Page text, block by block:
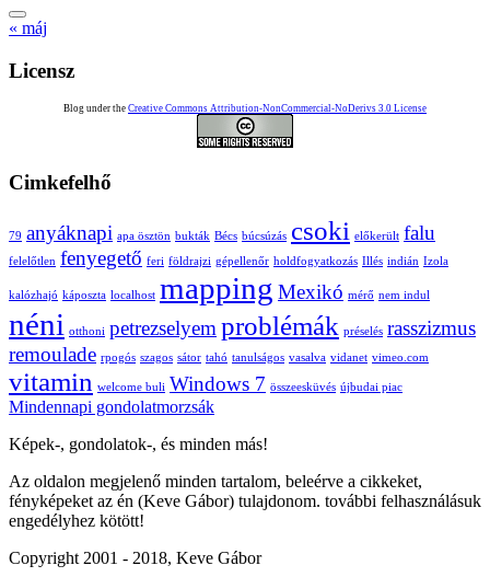
« máj
Licensz
Blog under the Creative Commons Attribution-NonCommercial-NoDerivs 3.0 License
Cimkefelhő
79 anyáknapi apa ösztön bukták Bécs búcsúzás csoki előkerült falu
felelőtlen fenyegető feri földrajzi gépellenőr holdfogyatkozás Illés indián Izola
kalózhajó káposzta localhost mapping Mexikó mérő nem indul
néni otthoni petrezselyem problémák préselés rasszizmus
remoulade rpogós szagos sátor tahó tanulságos vasalva vidanet vimeo.com
vitamin welcome buli Windows 7 összeesküvés újbudai piac
Mindennapi gondolatmorzsák
Képek-, gondolatok-, és minden más!
Az oldalon megjelenő minden tartalom, beleérve a cikkeket,
fényképeket az én (Keve Gábor) tulajdonom. további felhasználásuk
engedélyhez kötött!
Copyright 2001 - 2018, Keve Gábor